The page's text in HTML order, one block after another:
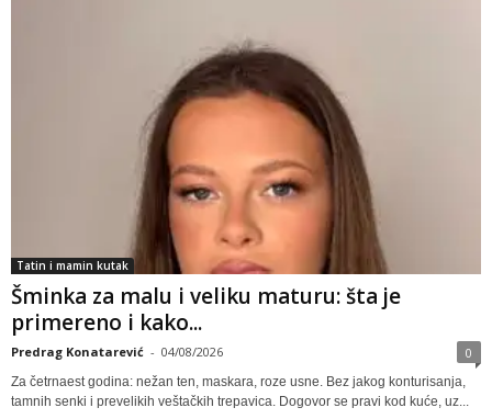
Tatin i mamin kutak
Šminka za malu i veliku maturu: šta je
primereno i kako...
Predrag Konatarević - 04/08/2026 0
Za četrnaest godina: nežan ten, maskara, roze usne. Bez jakog konturisanja,
tamnih senki i prevelikih veštačkih trepavica. Dogovor se pravi kod kuće, uz...